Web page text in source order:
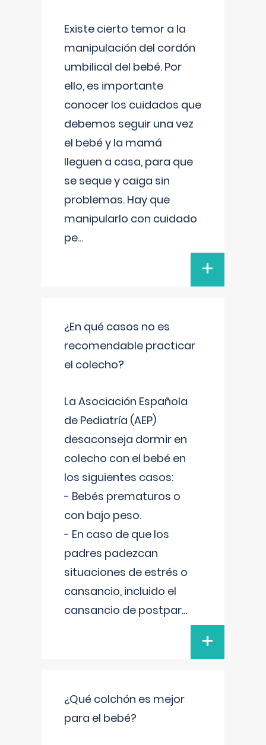
Existe cierto temor a la
manipulación del cordón
umbilical del bebé. Por
ello, es importante
conocer los cuidados que
debemos seguir una vez
el bebé y la mamá
lleguen a casa, para que
se seque y caiga sin
problemas. Hay que
manipularlo con cuidado
pe...
+
¿En qué casos no es
recomendable practicar
el colecho?
La Asociación Española
de Pediatría (AEP)
desaconseja dormir en
colecho con el bebé en
los siguientes casos:
- Bebés prematuros o
con bajo peso.
- En caso de que los
padres padezcan
situaciones de estrés o
cansancio, incluido el
cansancio de postpar...
+
¿Qué colchón es mejor
para el bebé?